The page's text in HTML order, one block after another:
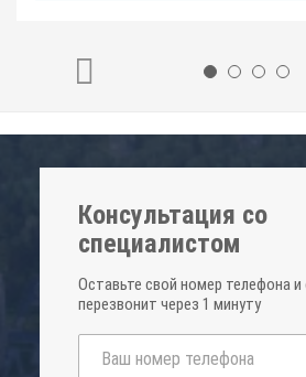
Консультация со
специалистом
Оставьте свой номер телефона и
перезвонит через 1 минуту